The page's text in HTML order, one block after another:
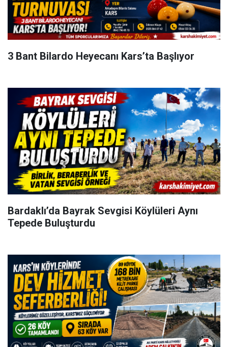
3 Bant Bilardo Heyecanı Kars’ta Başlıyor
Bardaklı’da Bayrak Sevgisi Köylüleri Aynı
Tepede Buluşturdu